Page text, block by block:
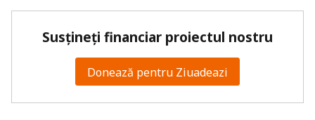
Susțineți financiar proiectul nostru
Donează pentru Ziuadeazi